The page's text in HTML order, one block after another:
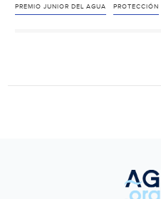
los
PREMIO JUNIOR DEL AGUA PROTECCIÓN